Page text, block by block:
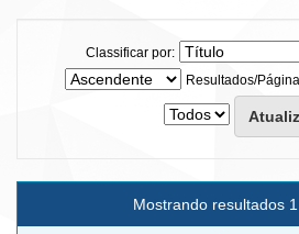
Classificar por:
Resultados/Página
Mostrando resultados